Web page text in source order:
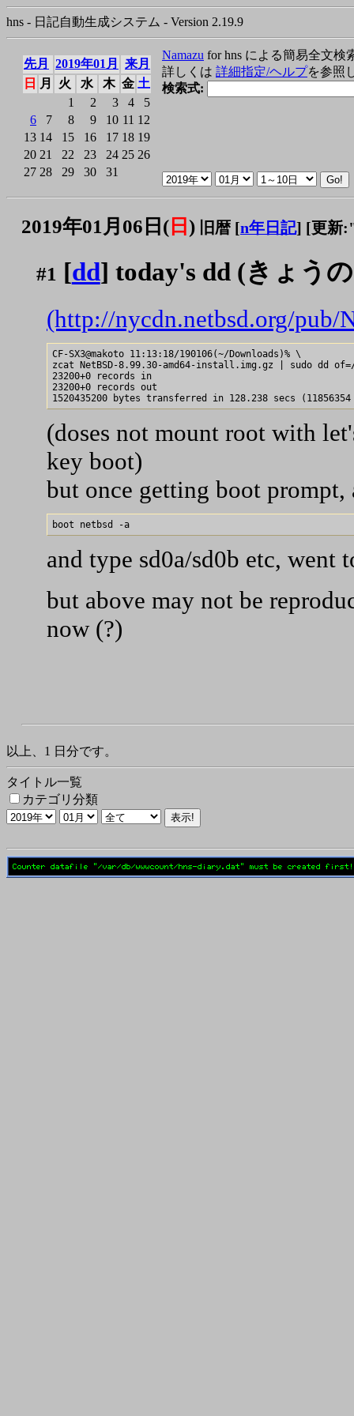
hns - 日記自動生成システム - Version 2.19.9
先月 2019年01月
来月
日
月 火 水 木 金 土
1
2 3 4
5
6
7 8 9 10 11 12
13 14 15 16 17 18 19
20 21 22 23 24 25 26
27 28 29 30 31
Namazu for hns による簡易全文検
詳しくは 詳細指定/ヘルプを参照
検索式:
2019年01月06日( 日 ) 旧暦 [n年日記] [更新
#1 [dd] today's dd (きょう
(http://nycdn.netbsd.org/
CF-SX3@makoto 11:13:18/190106(~/Downloads)% \
zcat NetBSD-8.99.30-amd64-install.img.gz | sudo dd
23200+0 records in
23200+0 records out
(doses not mount root with
key boot)
but once getting boot prompt,
and type sd0a/sd0b etc, went
but above may not be
now (?)
以上、1 日分です。
タイトル一覧
カテゴリ分類